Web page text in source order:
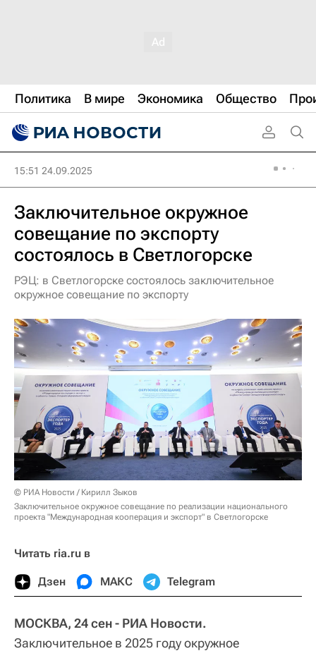
Политика В мире Экономика Общество
15:51 24.09.2025
Заключительное окружное
совещание по экспорту
состоялось в Светлогорске
РЭЦ: в Светлогорске состоялось заключительное
окружное совещание по экспорту
© РИА Новости / Кирилл Зыков
Заключительное окружное совещание по реализации национального
проекта "Международная кооперация и экспорт" в Светлогорске
Читать ria.ru в
Дзен МАКС Telegram
МОСКВА, 24 сен - РИА Новости.
Заключительное в 2025 году окружное